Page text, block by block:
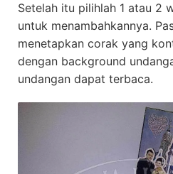
Setelah itu pilihlah 1 atau 2
untuk menambahkannya.
menetapkan corak yang
dengan background
undangan dapat terbaca.